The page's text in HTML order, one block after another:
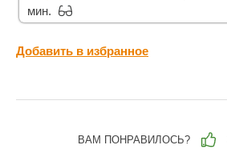
мин.
Добавить в избранное
ВАМ ПОНРАВИЛОСЬ?